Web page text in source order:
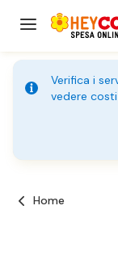
Verifica i
vedere
Home